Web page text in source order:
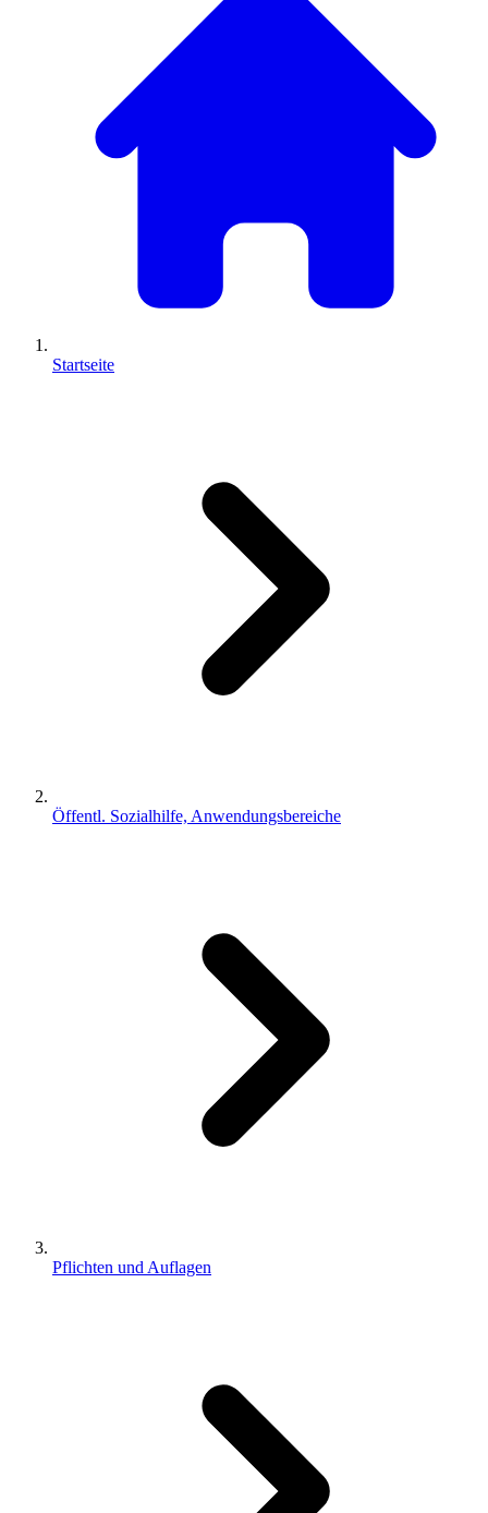
Startseite
Öffentl. Sozialhilfe, Anwendungsbereiche
Pflichten und Auflagen